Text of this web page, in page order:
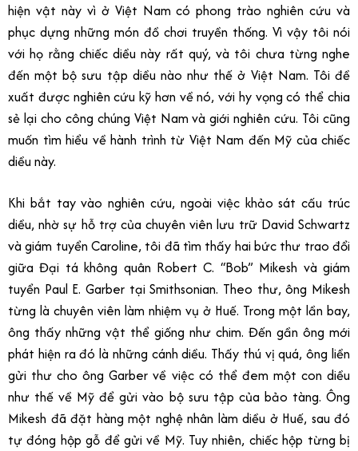
hiện vật này vì ở Việt Nam có phong trào nghiên cứu và
phục dựng những món đồ chơi truyền thống. Vì vậy tôi nói
với họ rằng chiếc diều này rất quý, và tôi chưa từng nghe
đến một bộ sưu tập diều nào như thế ở Việt Nam. Tôi đề
xuất được nghiên cứu kỹ hơn về nó, với hy vọng có thể chia
sẻ lại cho công chúng Việt Nam và giới nghiên cứu. Tôi cũng
muốn tìm hiểu về hành trình từ Việt Nam đến Mỹ của chiếc
diều này.
Khi bắt tay vào nghiên cứu, ngoài việc khảo sát cấu trúc
diều, nhờ sự hỗ trợ của chuyên viên lưu trữ David Schwartz
và giám tuyển Caroline, tôi đã tìm thấy hai bức thư trao đổi
giữa Đại tá không quân Robert C. “Bob” Mikesh và giám
tuyển Paul E. Garber tại Smithsonian. Theo thư, ông Mikesh
từng là chuyên viên làm nhiệm vụ ở Huế. Trong một lần bay,
ông thấy những vật thể giống như chim. Đến gần ông mới
phát hiện ra đó là những cánh diều. Thấy thú vị quá, ông liền
gửi thư cho ông Garber về việc có thể đem một con diều
như thế về Mỹ để gửi vào bộ sưu tập của bảo tàng. Ông
Mikesh đã đặt hàng một nghệ nhân làm diều ở Huế, sau đó
tự đóng hộp gỗ để gửi về Mỹ. Tuy nhiên, chiếc hộp từng bị